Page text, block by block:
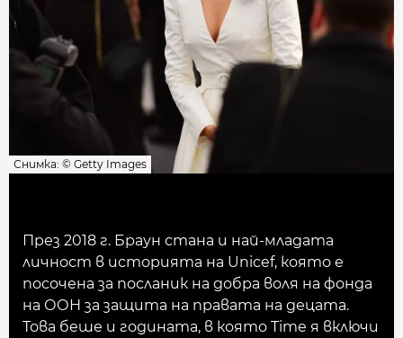
Снимка: © Getty Images
През 2018 г. Браун стана и най-младата
личност в историята на Unicef, която е
посочена за посланик на добра воля на фонда
на ООН за защита на правата на децата.
Това беше и годината, в която Time я включи